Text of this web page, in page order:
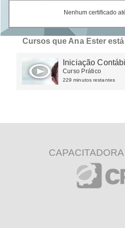
Nenhum certificado
Cursos que Ana Ester
Iniciação Contábil
Curso Prático
229 minutos restantes